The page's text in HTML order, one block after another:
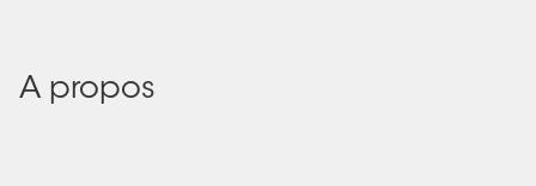
Magie: Le Savoir des Sorcières
A propos